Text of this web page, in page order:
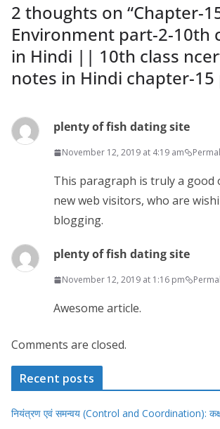
2 thoughts on “Chapter-
Environment part-2-10th
in Hindi || 10th class
notes in Hindi chapter-15
plenty of fish dating site
November 12, 2019 at 4:19 am
This paragraph is truly a good
new web visitors, who are
blogging.
plenty of fish dating site
November 12, 2019 at 1:16 pm
Awesome article.
Comments are closed.
Recent posts
नियंत्रण एवं समन्वय (Control and Coordination):